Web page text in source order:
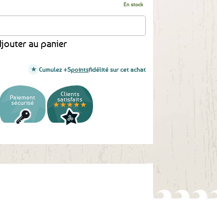
En stock
breton - grand format
au panier
Cumulez +5pointsfidélité sur cet achat
Paiement
sécurisé
Clients
satisfaits
★★★★★